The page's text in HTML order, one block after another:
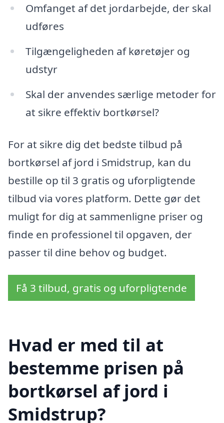
Omfanget af det jordarbejde, der skal
udføres
Tilgængeligheden af køretøjer og
udstyr
Skal der anvendes særlige metoder for
at sikre effektiv bortkørsel?
For at sikre dig det bedste tilbud på
bortkørsel af jord i Smidstrup, kan du
bestille op til 3 gratis og uforpligtende
tilbud via vores platform. Dette gør det
muligt for dig at sammenligne priser og
finde en professionel til opgaven, der
passer til dine behov og budget.
Få 3 tilbud, gratis og uforpligtende
Hvad er med til at
bestemme prisen på
bortkørsel af jord i
Smidstrup?